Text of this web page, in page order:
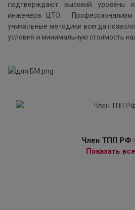
подтверждают высокий уровень
инженера ЦТО. Профессионализм
уникальные методики всегда
условия и минимальную стоимость
Член ТПП РФ
Показать все